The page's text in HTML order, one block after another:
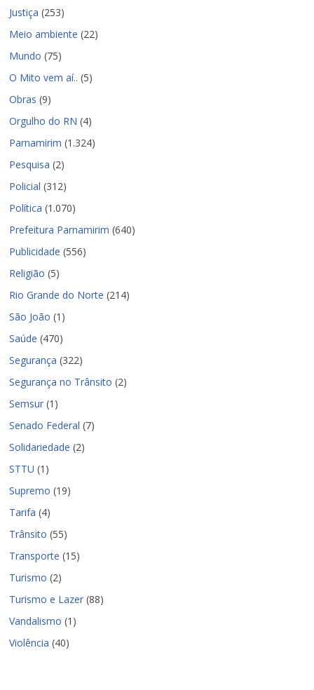
Justiça (253)
Meio ambiente (22)
Mundo (75)
O Mito vem aí.. (5)
Obras (9)
Orgulho do RN (4)
Parnamirim (1.324)
Pesquisa (2)
Policial (312)
Política (1.070)
Prefeitura Parnamirim (640)
Publicidade (556)
Religião (5)
Rio Grande do Norte (214)
São João (1)
Saúde (470)
Segurança (322)
Segurança no Trânsito (2)
Semsur (1)
Senado Federal (7)
Solidariedade (2)
STTU (1)
Supremo (19)
Tarifa (4)
Trânsito (55)
Transporte (15)
Turismo (2)
Turismo e Lazer (88)
Vandalismo (1)
Violência (40)